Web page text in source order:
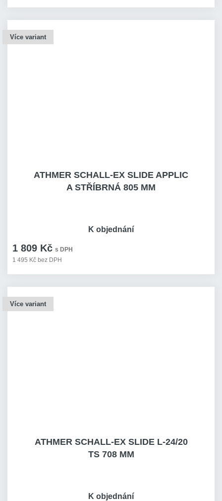
Více variant
ATHMER SCHALL-EX SLIDE APPLIC
A STŘÍBRNÁ 805 MM
1 809 Kč s DPH
1 495 Kč bez DPH
K objednání
Více variant
ATHMER SCHALL-EX SLIDE L-24/20
TS 708 MM
K objednání